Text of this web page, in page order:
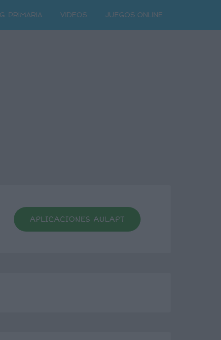
PRIMARIA VIDEOS JUEGOS ONLINE
APLICACIONES AULAPT